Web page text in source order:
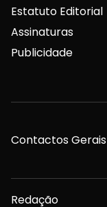
Estatuto Editorial
Assinaturas
Publicidade
Contactos Gerais
Redação